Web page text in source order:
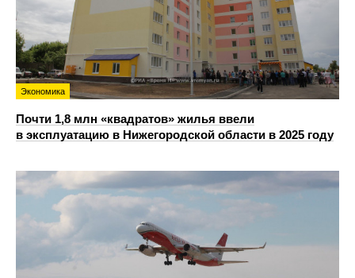
Экономика
Почти 1,8 млн «квадратов» жилья ввели
в эксплуатацию в Нижегородской области в 2025 году